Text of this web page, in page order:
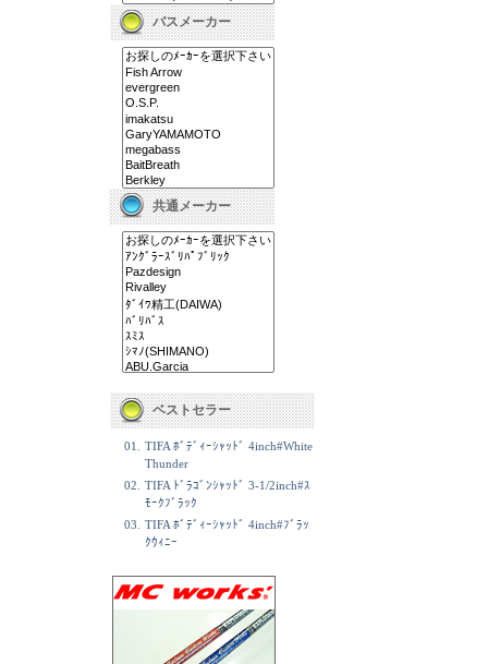
バスメーカー
共通メーカー
ベストセラー
01.
TIFA ﾎﾞﾃﾞｨｰｼｬｯﾄﾞ 4inch#White
Thunder
02.
TIFA ﾄﾞﾗｺﾞﾝｼｬｯﾄﾞ 3-1/2inch#ｽ
ﾓｰｸﾌﾞﾗｯｸ
03.
TIFA ﾎﾞﾃﾞｨｰｼｬｯﾄﾞ 4inch#ﾌﾞﾗｯ
ｸｳｨﾆｰ